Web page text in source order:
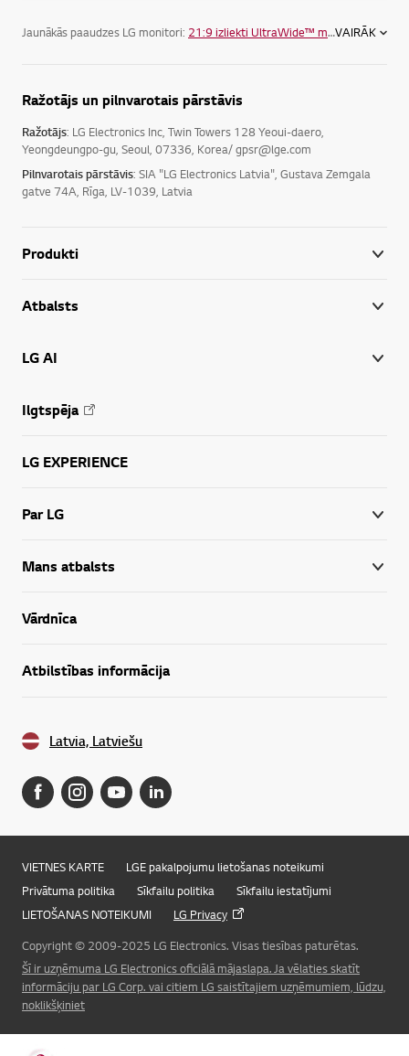
Jaunākās paaudzes LG monitori: 21:9 izliekti UltraWide™ monitori . Šie
VAIRĀK
Ražotājs un pilnvarotais pārstāvis
Ražotājs: LG Electronics Inc, Twin Towers 128 Yeoui-daero,
Yeongdeungpo-gu, Seoul, 07336, Korea/ gpsr@lge.com
Pilnvarotais pārstāvis: SIA "LG Electronics Latvia", Gustava Zemgala
gatve 74A, Rīga, LV-1039, Latvia
Produkti
Atbalsts
LG AI
Ilgtspēja
LG EXPERIENCE
Par LG
Mans atbalsts
Vārdnīca
Atbilstības informācija
Latvia, Latviešu
VIETNES KARTE
LGE pakalpojumu lietošanas noteikumi
Privātuma politika
Sīkfailu politika
Sīkfailu iestatījumi
LIETOŠANAS NOTEIKUMI
LG Privacy
Copyright © 2009-2025 LG Electronics. Visas tiesības paturētas.
Šī ir uzņēmuma LG Electronics oficiālā mājaslapa. Ja vēlaties skatīt
informāciju par LG Corp. vai citiem LG saistītajiem uzņēmumiem, lūdzu,
noklikšķiniet
Online Chat